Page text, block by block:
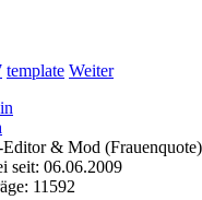
template Weiter
& Mod (Frauenquote)
seit: 06.06.2009
11592